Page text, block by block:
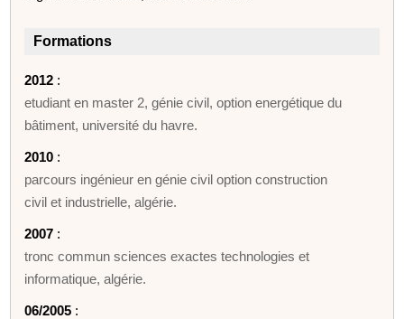
Formations
2012 :
etudiant en master 2, génie civil, option energétique du
bâtiment, université du havre.
2010 :
parcours ingénieur en génie civil option construction
civil et industrielle, algérie.
2007 :
tronc commun sciences exactes technologies et
informatique, algérie.
06/2005 :